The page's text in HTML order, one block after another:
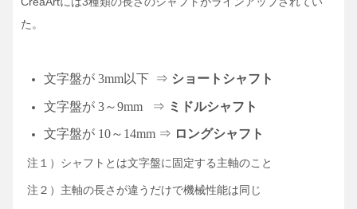
た。
文字盤が 3mm以下 ⇒ ショートシャフト
文字盤が 3～9mm⇒ ミドルシャフト
文字盤が 10～14mm ⇒ ロングシャフト
注１）シャフトとは文字盤に固定する主軸のこと
注２）主軸の長さが違うだけで機械性能は同じ